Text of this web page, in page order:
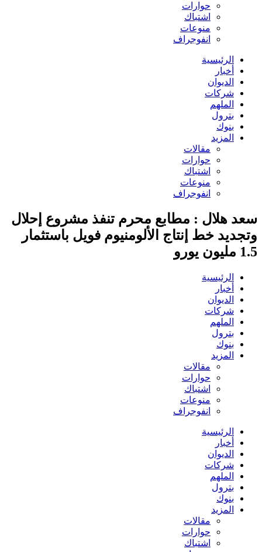
حوارات
اشتباك
منوعات
انفوجراف
الرئيسية
أخبار
الديوان
شركات
الملهم
بترول
بنوك
المزيد
مقالات
حوارات
اشتباك
منوعات
انفوجراف
سعد هلال : مطابع محرم تنفذ مشروع إحلال
وتجديد خط إنتاج الألومنيوم فويل باستثمار
1.5 مليون يورو
الرئيسية
أخبار
الديوان
شركات
الملهم
بترول
بنوك
المزيد
مقالات
حوارات
اشتباك
منوعات
انفوجراف
الرئيسية
أخبار
الديوان
شركات
الملهم
بترول
بنوك
المزيد
مقالات
حوارات
اشتباك